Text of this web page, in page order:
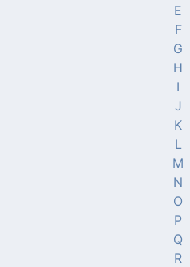
E
F
G
H
I
J
K
L
M
N
O
P
Q
R